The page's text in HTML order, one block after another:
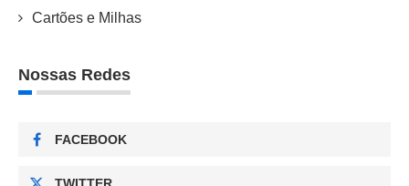
Cartões e Milhas
Nossas Redes
FACEBOOK